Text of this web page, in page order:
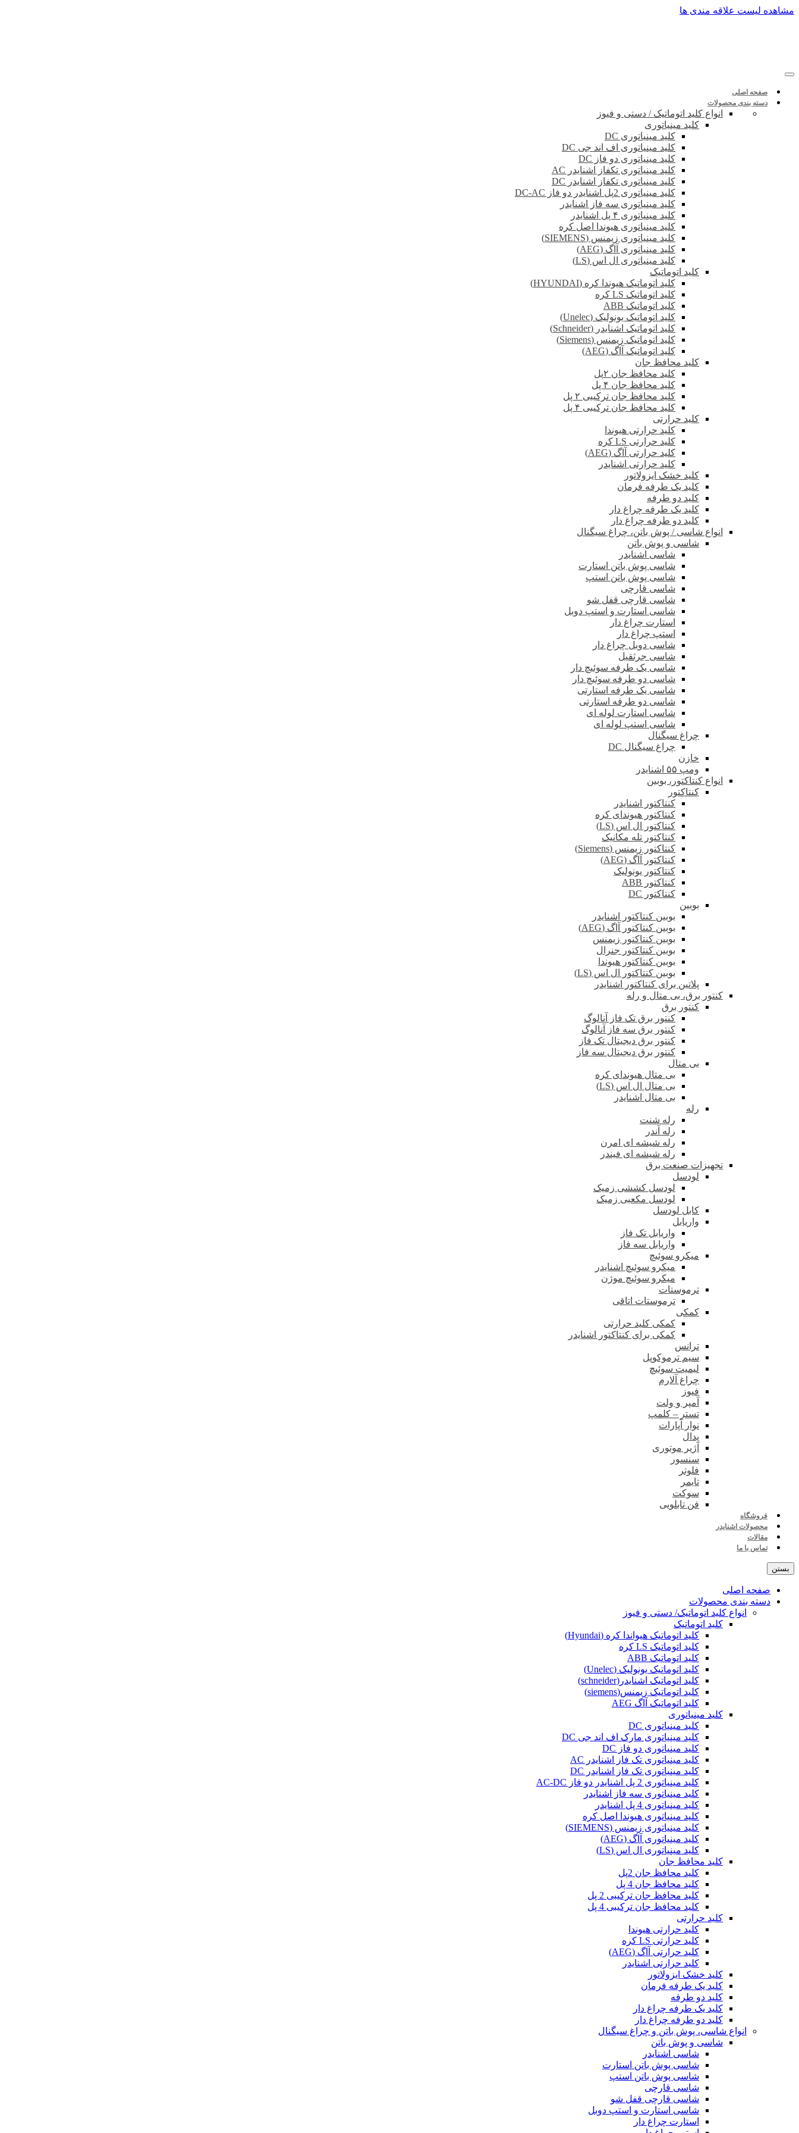
پرش
مشاهده لیست علاقه مندی ها
صفحه اصلی
دسته بندی محصولات
انواع کلید اتوماتیک / دستی و فیوز
کلید مینیاتوری
کلید مینیاتوری DC
کلید مینیاتوری اف اند جی DC
کلید مینیاتوری دو فاز DC
کلید مینیاتوری تکفاز اشنایدر AC
کلید مینیاتوری تکفاز اشنایدر DC
کلید مینیاتوری 2پل اشنایدر دو فاز DC-AC
کلید مینیاتوری سه فاز اشنایدر
کلید مینیاتوری ۴ پل اشنایدر
کلید مینیاتوری هیوندا اصل کره
کلید مینیاتوری زیمنس (SIEMENS)
کلید مینیاتوری آاگ (AEG)
کلید مینیاتوری ال اس (LS)
کلید اتوماتیک
کلید اتوماتیک هیوندا کره (HYUNDAI)
کلید اتوماتیک LS کره
کلید اتوماتیک ABB
کلید اتوماتیک یونولیک (Unelec)
کلید اتوماتیک اشنایدر (Schneider)
کلید اتوماتیک زیمنس (Siemens)
کلید اتوماتیک آاگ (AEG)
کلید محافظ جان
کلید محافظ جان ۲پل
کلید محافظ جان ۴ پل
کلید محافظ جان ترکیبی ۲ پل
کلید محافظ جان ترکیبی ۴ پل
کلید حرارتی
کلید حرارتی هیوندا
کلید حرارتی LS کره
کلید حرارتی آاگ (AEG)
کلید حرارتی اشنایدر
کلید خشک ایزولاتور
کلید یک طرفه فرمان
کلید دو طرفه
کلید یک طرفه چراغ دار
کلید دو طرفه چراغ دار
انواع شاسی / پوش باتن، چراغ سیگنال
شاسی و پوش باتن
شاسی اشنایدر
شاسی پوش باتن استارت
شاسی پوش باتن استپ
شاسی قارچی
شاسی قارچی قفل شو
شاسی استارت و استپ دوبل
استارت چراغ دار
استپ چراغ دار
شاسی دوبل چراغ دار
شاسی جرثقیل
شاسی یک طرفه سوئیچ دار
شاسی دو طرفه سوئیچ دار
شاسی یک طرفه استارتی
شاسی دو طرفه استارتی
شاسی استارت لوله ای
شاسی استپ لوله ای
چراغ سیگنال
چراغ سیگنال DC
خازن
ومپ ۵۵ اشنایدر
انواع کنتاکتور، بوبین
کنتاکتور
کنتاکتور اشنایدر
کنتاکتور هیوندای کره
کنتاکتور ال اس (LS)
کنتاکتور تله مکانیک
کنتاکتور زیمنس (Siemens)
کنتاکتور آاگ (AEG)
کنتاکتور یونولیک
کنتاکتور ABB
کنتاکتور DC
بوبین
بوبین کنتاکتور اشنایدر
بوبین کنتاکتور آاگ (AEG)
بوبین کنتاکتور زیمنس
بوبین کنتاکتور جنرال
بوبین کنتاکتور هیوندا
بوبین کنتاکتور ال اس (LS)
پلاتین برای کنتاکتور اشنایدر
کنتور برق، بی متال و رله
کنتور برق
کنتور برق تک فاز آنالوگ
کنتور برق سه فاز آنالوگ
کنتور برق دیجیتال تک فاز
کنتور برق دیجیتال سه فاز
بی متال
بی متال هیوندای کره
بی متال ال اس (LS)
بی متال اشنایدر
رله
رله شنت
رله آندر
رله شیشه ای امرن
رله شیشه ای فیندر
تجهیزات صنعت برق
لودسل
لودسل کششی زمیک
لودسل مکعبی زمیک
کابل لودسل
واریابل
واریابل تک فاز
واریابل سه فاز
میکرو سوئیچ
میکرو سوئیچ اشنایدر
میکرو سوئیچ موژن
ترموستات
ترموستات اتاقی
کمکی
کمکی کلید حرارتی
کمکی برای کنتاکتور اشنایدر
ترانس
سیم ترموکوپل
لیمیت سوئیچ
چراغ آلارم
فیوز
آمپر و ولت
تستر – کلمپ
نوار آپارات
پدال
آژیر موتوری
سنسور
فلوتر
تایمر
سوکت
فن تابلویی
فروشگاه
محصولات اشنایدر
مقالات
تماس با ما
بستن
صفحه اصلی
دسته بندی محصولات
انواع کلید اتوماتیک/ دستی و فیوز
کلید اتوماتیک
کلید اتوماتیک هیواندا کره (Hyundai)
کلید اتوماتیک LS کره
کلید اتوماتیک ABB
کلید اتوماتیک یونولیک (Unelec)
کلید اتوماتیک اشنایدر(schneider)
کلید اتوماتیک زیمنس(siemens)
کلید اتوماتیک آاگ AEG
کلید مینیاتوری
کلید مینیاتوری DC
کلید مینیاتوری مارک اف اند جی DC
کلید مینیاتوری دو فاز DC
کلید مینیاتوری تک فاز اشنایدر AC
کلید مینیاتوری تک فاز اشنایدر DC
کلید مینیاتوری 2 پل اشنایدر دو فاز AC-DC
کلید مینیاتوری سه فاز اشنایدر
کلید مینیاتوری 4 پل اشنایدر
کلید مینیاتوری هیوندا اصل کره
کلید مینیاتوری زیمنس (SIEMENS)
کلید مینیاتوری آاگ (AEG)
کلید مینیاتوری ال اس (LS)
کلید محافظ جان
کلید محافظ جان 2پل
کلید محافظ جان 4 پل
کلید محافظ جان ترکیبی 2 پل
کلید محافظ جان ترکیبی 4 پل
کلید حرارتی
کلید حرارتی هیوندا
کلید حرارتی LS کره
کلید حرارتی آاگ (AEG)
کلید حرارتی اشنایدر
کلید خشک ایزولاتور
کلید یک طرفه فرمان
کلید دو طرفه
کلید یک طرفه چراغ دار
کلید دو طرفه چراغ دار
انواع شاسی، پوش باتن و چراغ سیگنال
شاسی و پوش باتن
شاسی اشنایدر
شاسی پوش باتن استارت
شاسی پوش باتن استپ
شاسی قارچی
شاسی قارچی قفل شو
شاسی استارت و استپ دوبل
استارت چراغ دار